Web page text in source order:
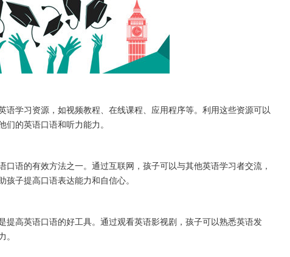
学习资源，如视频教程、在线课程、应用程序等。利用这些资源可以
们的英语口语和听力能力。
语的有效方法之一。通过互联网，孩子可以与其他英语学习者交流，
子提高口语表达能力和自信心。
高英语口语的好工具。通过观看英语影视剧，孩子可以熟悉英语发
。